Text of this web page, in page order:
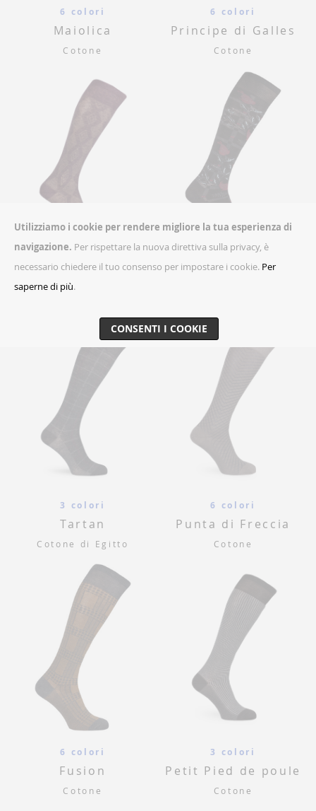
Utilizziamo i cookie per rendere migliore la tua esperienza di
navigazione. Per rispettare la nuova direttiva sulla privacy, è
necessario chiedere il tuo consenso per impostare i cookie. Per
saperne di più.
CONSENTI I COOKIE
6 colori
Maiolica
Cotone
6 colori
Principe di Galles
Cotone
Elegant Rose
3 colori
Tartan
Cotone di Egitto
6 colori
Punta di Freccia
Cotone
6 colori
Fusion
Cotone
3 colori
Petit Pied de poule
Cotone